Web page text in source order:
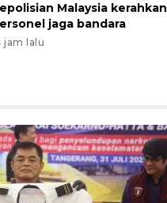
Malaysia kerahkan
jaga bandara
jam lalu